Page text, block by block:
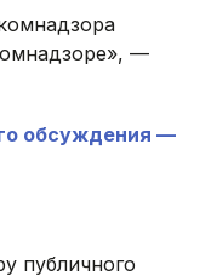
—
обсуждения —
публичного